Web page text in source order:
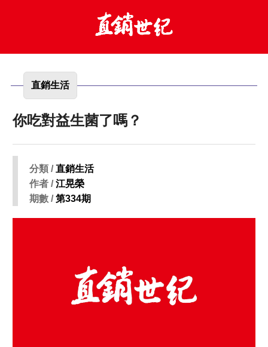
直銷生活
你吃對益生菌了嗎？
分類 /直銷生活
作者 /江晃榮
期數 /第334期